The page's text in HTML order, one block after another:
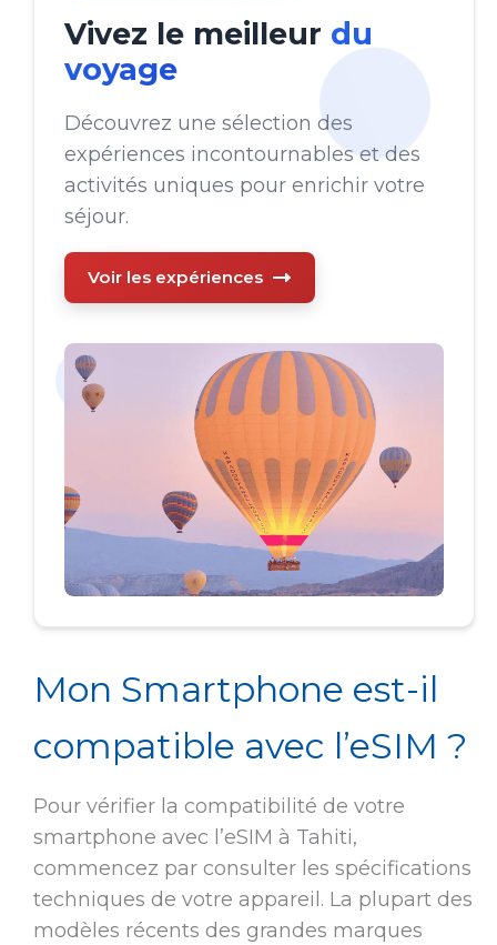
Vivez le meilleur du
voyage
Découvrez une sélection des
expériences incontournables et des
activités uniques pour enrichir votre
séjour.
Voir les expériences
Mon Smartphone est-il
compatible avec l’eSIM ?
Pour vérifier la compatibilité de votre
smartphone avec l’eSIM à Tahiti,
commencez par consulter les spécifications
techniques de votre appareil. La plupart des
modèles récents des grandes marques